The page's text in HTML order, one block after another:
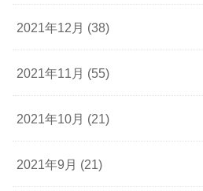
2021年12月 (38)
2021年11月 (55)
2021年10月 (21)
2021年9月 (21)